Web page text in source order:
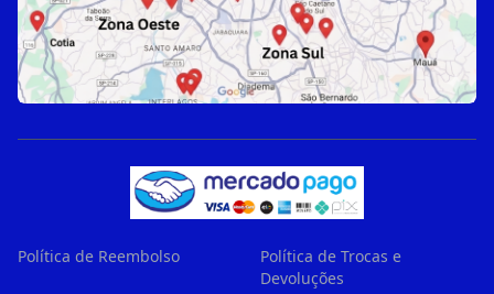
Política de Reembolso
Política de Trocas e
Devoluções